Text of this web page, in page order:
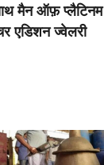
मैन ऑफ़ प्लैटिनम
एडिशन ज्वेलरी